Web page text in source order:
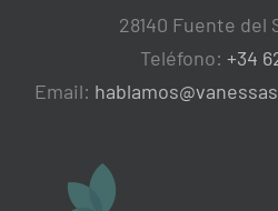
28140 Fuente del
Teléfono: +34
Email: